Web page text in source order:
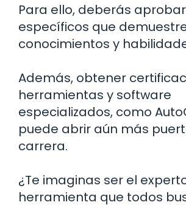
Para ello, deberás
específicos que
conocimientos y
Además, obtener
herramientas y software
especializados, como
puede abrir aún más
carrera.
¿Te imaginas ser el
herramienta que todos